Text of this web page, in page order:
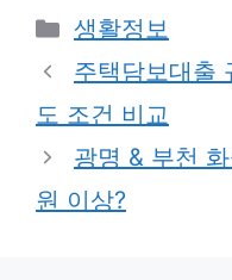
Categories
생활정보
주택담보대출
도 조건 비교
광명 & 부천
원 이상?